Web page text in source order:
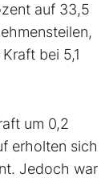
auf 33,5
bei 5,1
um 0,2
erholten sich
Jedoch war